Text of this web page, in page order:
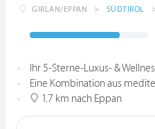
GIRLAN/EPPAN > SÜDTIROL >
Ihr 5-Sterne-Luxus- &
Eine Kombination aus
1.7 km nach Eppan